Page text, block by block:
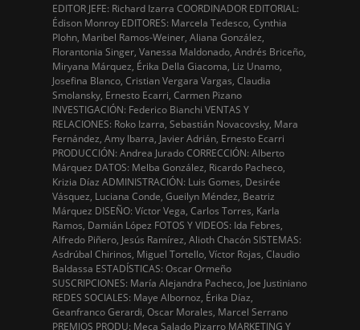
EDITOR JEFE: Richard Izarra COORDINADOR EDITORIAL:
Édison Monroy EDITORES: Marcela Tedesco, Cynthia
Plohn, Maribel Ramos-Weiner, Aliana González,
Florantonia Singer, Vanessa Maldonado, Andrés Briceño,
Miryana Márquez, Érika Della Giacoma, Liz Unamo,
Josefina Blanco, Cristian Vergara Vargas, Claudia
Smolansky, Ernesto Ecarri, Carmen Pizano
INVESTIGACIÓN: Federico Bianchi VENTAS Y
RELACIONES: Roko Izarra, Sebastián Novacovsky, Mara
Fernández, Amy Ibarra, Javier Adrián, Ernesto Ecarri
PRODUCCIÓN: Andrea Jurado CORRECCIÓN: Alberto
Márquez DATOS: Melba González, Ricardo Pacheco,
Krizia Díaz ADMINISTRACIÓN: Luis Gomes, Desirée
Vásquez, Luciana Conde, Gueilyn Méndez, Beatriz
Márquez DISEÑO: Víctor Vega, Carlos Torres, Karla
Ramos, Damián López FOTOS Y VIDEOS: Ida Febres,
Alfredo Piñero, Jesús Ramírez, Alioth Chacón SISTEMAS:
Asdrúbal Chirinos, Miguel Tortello, Víctor Rojas, Claudio
Baldassa ESTADÍSTICAS: Oscar Ormeño
SUSCRIPCIONES: María Alejandra Pacheco, Joe Justiniano
REDES SOCIALES: Maye Albornoz, Érika Díaz,
Geanfranco Gerardi, Oscar Morales, Marcel Serrano
PREMIOS PRODU: Meca Salado Pizarro MARKETING Y